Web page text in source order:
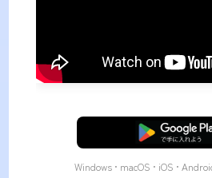
無料ダウンロー
Windows • macOS • iOS •